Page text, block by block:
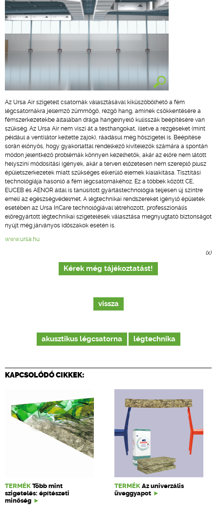
Az Ursa Air szigetelt csatornák választásával kiküszöbölhető a fém
légcsatornákra jellemző zümmögő, rezgő hang, aminek csökkentésére a
fémszerkezetekbe általában drága hangelnyelő kulisszák beépítésére van
szükség. Az Ursa Air nem viszi át a testhangokat, illetve a rezgéseket (mint
például a ventilátor keltette zajok), ráadásul még hőszigetel is. Beépítése
során előnyös, hogy gyakorlattal rendelkező kivitelezők számára a spontán
módon jelentkező problémák könnyen kezelhetők, akár az előre nem látott
helyszíni módosítási igények, akár a terven előzetesen nem szereplő plusz
épületszerkezetek miatt szükséges elkerülő elemek kialakítása. Tisztítási
technológiája hasonló a fém légcsatornákéhoz. Ez a többek között CE,
EUCEB és AENOR által is tanúsított gyártástechnológia teljesen új szintre
emeli az egészségvédelmet. A légtechnikai rendszereket igénylő épületek
esetében az Ursa InCare technológiával létrehozott, professzionális
előregyártott légtechnikai szigetelések választása megnyugtató biztonságot
nyújt még járványos időszakok esetén is.
www.ursa.hu
(x)
Kérek még tájékoztatást!
vissza
akusztikus légcsatorna légtechnika
KAPCSOLÓDÓ CIKKEK:
TERMÉK Több mint
szigetelés: építészeti
minőség
TERMÉK Az univerzális
üveggyapot